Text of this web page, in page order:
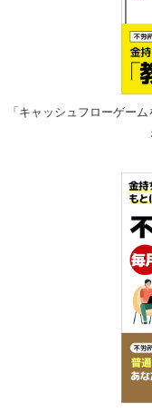
「キャッシュフローゲー